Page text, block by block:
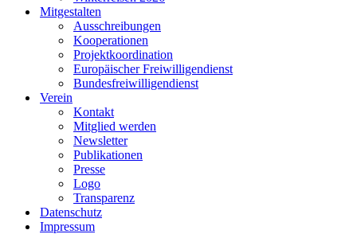
Mitgestalten
Ausschreibungen
Kooperationen
Projektkoordination
Europäischer Freiwilligendienst
Bundesfreiwilligendienst
Verein
Kontakt
Mitglied werden
Newsletter
Publikationen
Presse
Logo
Transparenz
Datenschutz
Impressum